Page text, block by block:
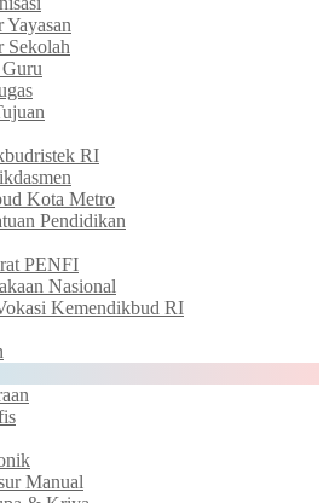
Yayasan
Sekolah
RI
Kota Metro
Pendidikan
PENFI
Nasional
Kemendikbud RI
Manual